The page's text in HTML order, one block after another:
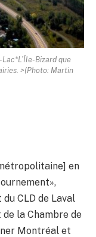
Bizard que
>(Photo: Martin
en
CLD de Laval
la Chambre de
Montréal et